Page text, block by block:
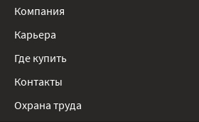
Компания
Карьера
Где купить
Контакты
Охрана труда